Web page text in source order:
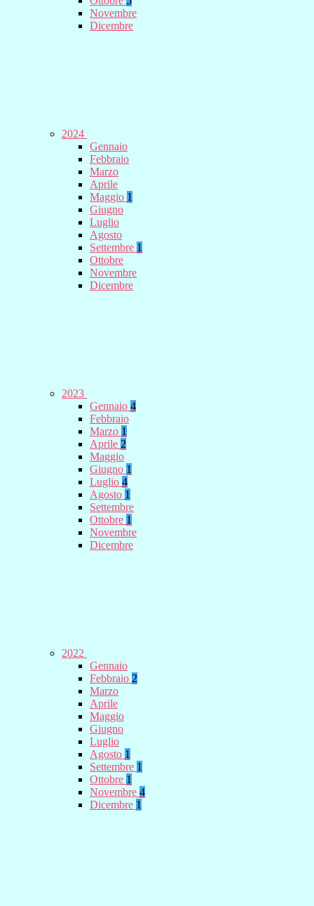
Novembre
Dicembre
2024
Gennaio
Febbraio
Marzo
Aprile
Maggio 1
Giugno
Luglio
Agosto
Settembre 1
Ottobre
Novembre
Dicembre
2023
Gennaio 4
Febbraio
Marzo 1
Aprile 2
Maggio
Giugno 1
Luglio 4
Agosto 1
Settembre
Ottobre 1
Novembre
Dicembre
2022
Gennaio
Febbraio 2
Marzo
Aprile
Maggio
Giugno
Luglio
Agosto 1
Settembre 1
Ottobre 1
Novembre 4
Dicembre 1